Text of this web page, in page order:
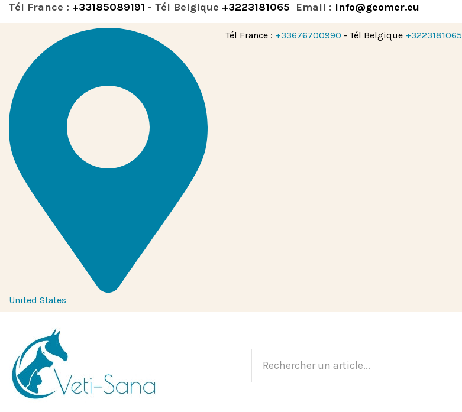
Tél France : +33185089191 - Tél Belgique +3223181065 Email : info@geomer.eu
United States
Tél France : +33676700990 - Tél Belgique +3223181065